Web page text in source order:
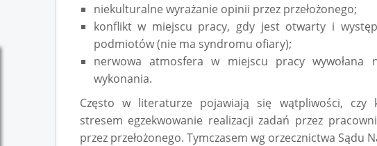
niekulturalne wyrażanie opinii przez przełożonego;
konflikt w miejscu pracy, gdy jest otwarty i
podmiotów (nie ma syndromu ofiary);
nerwowa atmosfera w miejscu pracy wywołana
wykonania.
Często w literaturze pojawiają się wątpliwości, czy
stresem egzekwowanie realizacji zadań przez
przez przełożonego. Tymczasem wg orzecznictwa Sądu